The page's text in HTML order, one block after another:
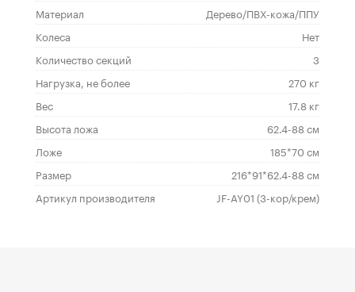
Материал
Дерево/ПВХ-кожа/ППУ
Колеса
Нет
Количество секций
3
Нагрузка, не более
270 кг
Вес
17.8 кг
Высота ложа
62.4-88 см
Ложе
185*70 см
Размер
216*91*62.4-88 см
Артикул производителя
JF-AY01 (3-кор/крем)